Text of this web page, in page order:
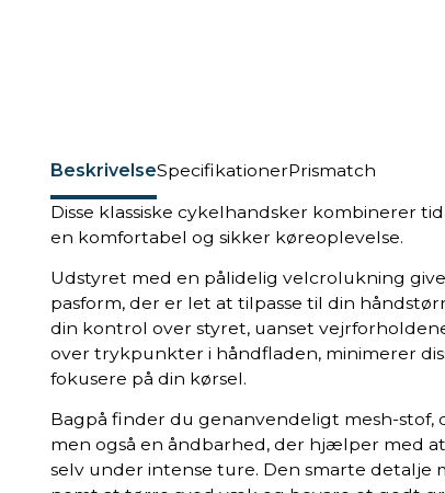
BeskrivelseSpecifikationerPrismatch
Disse klassiske cykelhandsker kombinerer
en komfortabel og sikker køreoplevelse.
Udstyret med en pålidelig velcrolukning
pasform, der er let at tilpasse til din
din kontrol over styret, uanset
over trykpunkter i håndfladen, minimerer
fokusere på din kørsel.
Bagpå finder du genanvendeligt mesh-
men også en åndbarhed, der hjælper med
selv under intense ture. Den smarte